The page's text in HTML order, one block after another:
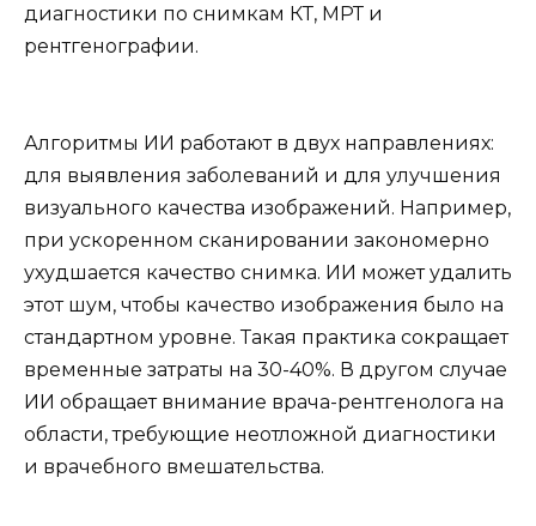
диагностики по снимкам КТ, МРТ и
рентгенографии.
Алгоритмы ИИ работают в двух направлениях:
для выявления заболеваний и для улучшения
визуального качества изображений. Например,
при ускоренном сканировании закономерно
ухудшается качество снимка. ИИ может удалить
этот шум, чтобы качество изображения было на
стандартном уровне. Такая практика сокращает
временные затраты на 30-40%. В другом случае
ИИ обращает внимание врача-рентгенолога на
области, требующие неотложной диагностики
и врачебного вмешательства.